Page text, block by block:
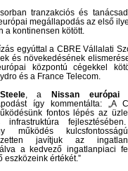
tranzakciós és
megállapodás az első
a kontinensen kötött.
egyúttal a CBRE Vállalati
és növekedésének
központú cégekkel
és a France Telecom.
, a
Nissan európai
így kommentálta: „A
fontos lépés az
infrastruktúra
működés
javítjuk az
a kedvező ingatlanpiaci
eszközeink értékét.”